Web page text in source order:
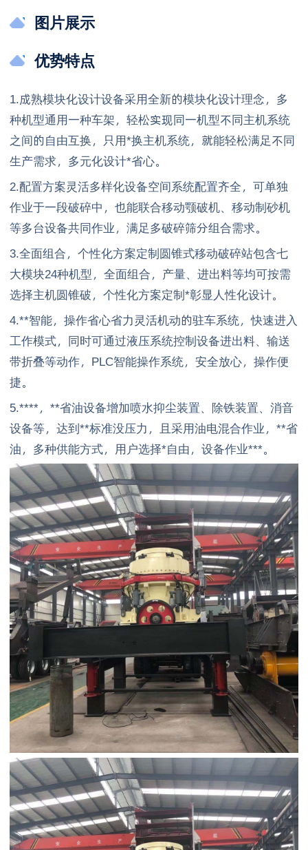
图片展示
优势特点
1.成熟模块化设计设备采用全新的模块化设计理念，多
种机型通用一种车架，轻松实现同一机型不同主机系统
之间的自由互换，只用*换主机系统，就能轻松满足不同
生产需求，多元化设计*省心。
2.配置方案灵活多样化设备空间系统配置齐全，可单独
作业于一段破碎中，也能联合移动颚破机、移动制砂机
等多台设备共同作业，满足多破碎筛分组合需求。
3.全面组合，个性化方案定制圆锥式移动破碎站包含七
大模块24种机型，全面组合，产量、进出料等均可按需
选择主机圆锥破，个性化方案定制*彰显人性化设计。
4.**智能，操作省心省力灵活机动的驻车系统，快速进入
工作模式，同时可通过液压系统控制设备进出料、输送
带折叠等动作，PLC智能操作系统，安全放心，操作便
捷。
5.****，**省油设备增加喷水抑尘装置、除铁装置、消音
设备等，达到**标准没压力，且采用油电混合作业，**省
油，多种供能方式，用户选择*自由，设备作业***。